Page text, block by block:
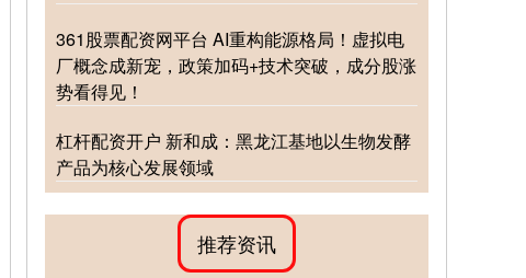
361股票配资网平台 AI重构能源格局！虚拟电
厂概念成新宠，政策加码+技术突破，成分股涨
势看得见！
杠杆配资开户 新和成：黑龙江基地以生物发酵
产品为核心发展领域
推荐资讯